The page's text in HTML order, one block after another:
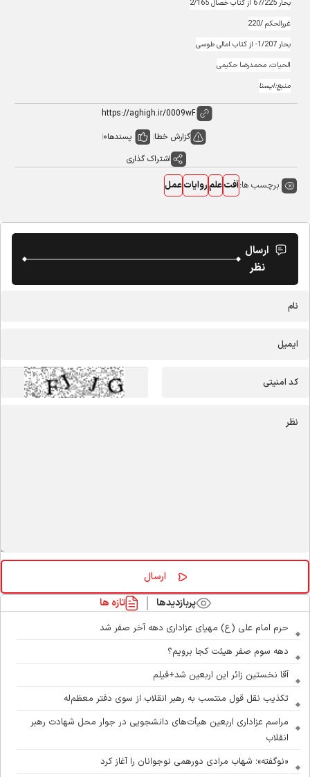
بحار 67/225 از کتاب خصال 2/165
غررالحکم /220
بحار 1/207- از کتاب امالی طوسی
الحیات، محمدرضا حکیمی
منبع:ایسنا
گزارش خطا پسندها0
اشتراک گذاری
برچسب ها:آفتعلمروایاتعمل
ارسال
نظر
پربازدیدها تازه ها
حرم امام علی (ع) مهیای عزاداری دهه آخر صفر شد
دهه سوم صفر هیئت کجا برویم؟
آقا نخستین زائر این اربعین شد+فیلم
تکذیب نقل قول منتسب به رهبر انقلاب از سوی دفتر معظم‌له
مراسم عزاداری اربعین هیأت‌های دانشجویی در جوار محل شهادت رهبر
انقلاب
«نوگفته»؛ شهاب مرادی دورهمی نوجوانان را آغاز کرد